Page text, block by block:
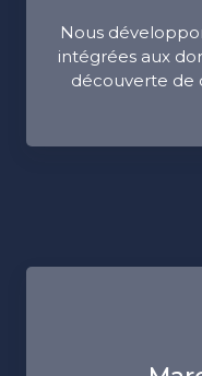
Nous
intégrées aux
découverte de